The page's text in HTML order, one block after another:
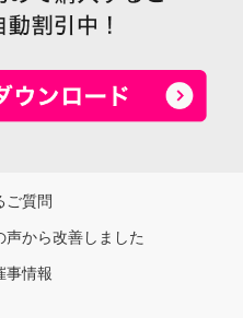
ご質問
声から改善しました
事情報